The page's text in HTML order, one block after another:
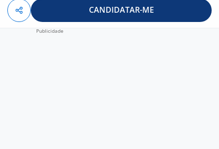
CANDIDATAR-ME